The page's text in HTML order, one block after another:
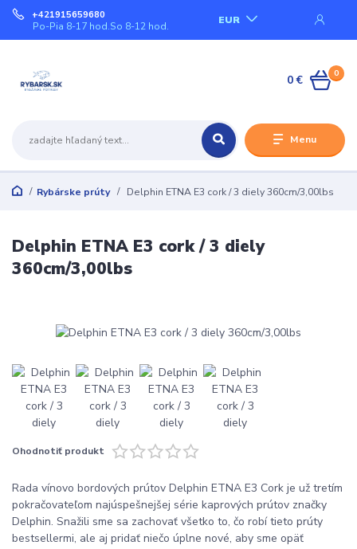
Menu
EUR
+421915659680
Po-Pia 8-17 hod.So 8-12 hod.
0
0 €
Rybárske prúty Delphin ETNA E3 cork / 3 diely 360cm/3,00lbs
Delphin ETNA E3 cork / 3 diely
360cm/3,00lbs
Ohodnotiť produkt
Rada vínovo bordových prútov Delphin ETNA E3 Cork je už tretím
pokračovateľom najúspešnejšej série kaprových prútov značky
Delphin. Snažili sme sa zachovať všetko to, čo robí tieto prúty
bestsellermi, ale aj pridať niečo úplne nové, aby sme opäť